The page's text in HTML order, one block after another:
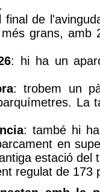
final de
grans, amb
: hi ha un
: trobem un
La
: també hi
en
estació del
regulat de 173